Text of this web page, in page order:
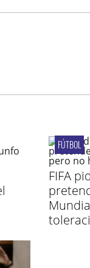
FÚTBOL
FIFA